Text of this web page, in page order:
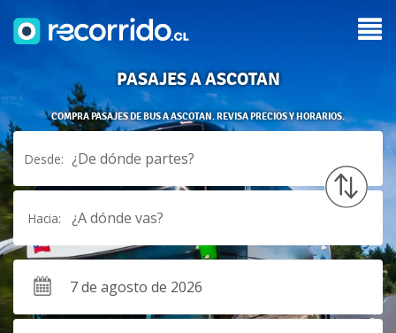
PASAJES A ASCOTAN
COMPRA PASAJES DE BUS A ASCOTAN. REVISA PRECIOS Y HORARIOS.
Desde: ¿De dónde partes?
Hacia: ¿A dónde vas?